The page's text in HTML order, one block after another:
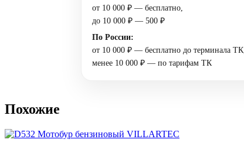
от 10 000 ₽ — бесплатно,
до 10 000 ₽ — 500 ₽
По России:
от 10 000 ₽ — бесплатно до терминала ТК,
менее 10 000 ₽ — по тарифам ТК
Похожие